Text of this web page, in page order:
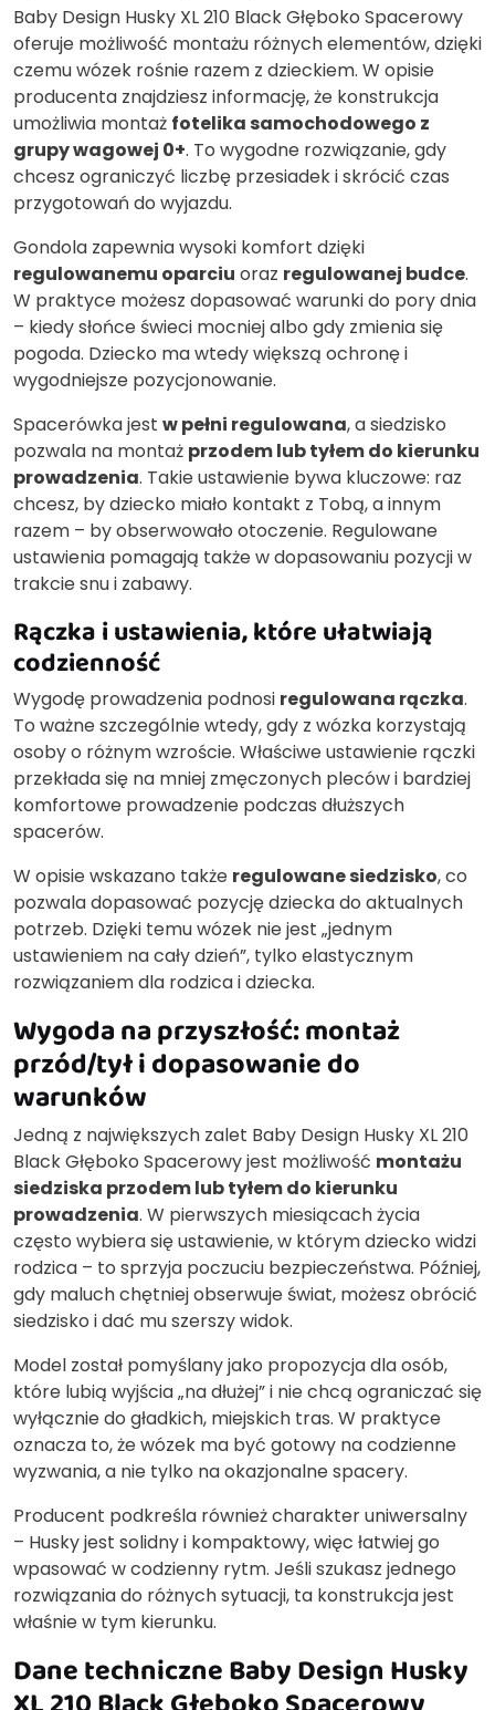
Baby Design Husky XL 210 Black Głęboko Spacerowy
oferuje możliwość montażu różnych elementów, dzięki
czemu wózek rośnie razem z dzieckiem. W opisie
producenta znajdziesz informację, że konstrukcja
umożliwia montaż fotelika samochodowego z
grupy wagowej 0+. To wygodne rozwiązanie, gdy
chcesz ograniczyć liczbę przesiadek i skrócić czas
przygotowań do wyjazdu.
Gondola zapewnia wysoki komfort dzięki
regulowanemu oparciu oraz regulowanej budce.
W praktyce możesz dopasować warunki do pory dnia
– kiedy słońce świeci mocniej albo gdy zmienia się
pogoda. Dziecko ma wtedy większą ochronę i
wygodniejsze pozycjonowanie.
Spacerówka jest w pełni regulowana, a siedzisko
pozwala na montaż przodem lub tyłem do kierunku
prowadzenia. Takie ustawienie bywa kluczowe: raz
chcesz, by dziecko miało kontakt z Tobą, a innym
razem – by obserwowało otoczenie. Regulowane
ustawienia pomagają także w dopasowaniu pozycji w
trakcie snu i zabawy.
Rączka i ustawienia, które ułatwiają
codzienność
Wygodę prowadzenia podnosi regulowana rączka.
To ważne szczególnie wtedy, gdy z wózka korzystają
osoby o różnym wzroście. Właściwe ustawienie rączki
przekłada się na mniej zmęczonych pleców i bardziej
komfortowe prowadzenie podczas dłuższych
spacerów.
W opisie wskazano także regulowane siedzisko, co
pozwala dopasować pozycję dziecka do aktualnych
potrzeb. Dzięki temu wózek nie jest „jednym
ustawieniem na cały dzień”, tylko elastycznym
rozwiązaniem dla rodzica i dziecka.
Wygoda na przyszłość: montaż
przód/tył i dopasowanie do
warunków
Jedną z największych zalet Baby Design Husky XL 210
Black Głęboko Spacerowy jest możliwość montażu
siedziska przodem lub tyłem do kierunku
prowadzenia. W pierwszych miesiącach życia
często wybiera się ustawienie, w którym dziecko widzi
rodzica – to sprzyja poczuciu bezpieczeństwa. Później,
gdy maluch chętniej obserwuje świat, możesz obrócić
siedzisko i dać mu szerszy widok.
Model został pomyślany jako propozycja dla osób,
które lubią wyjścia „na dłużej” i nie chcą ograniczać się
wyłącznie do gładkich, miejskich tras. W praktyce
oznacza to, że wózek ma być gotowy na codzienne
wyzwania, a nie tylko na okazjonalne spacery.
Producent podkreśla również charakter uniwersalny
– Husky jest solidny i kompaktowy, więc łatwiej go
wpasować w codzienny rytm. Jeśli szukasz jednego
rozwiązania do różnych sytuacji, ta konstrukcja jest
właśnie w tym kierunku.
Dane techniczne Baby Design Husky